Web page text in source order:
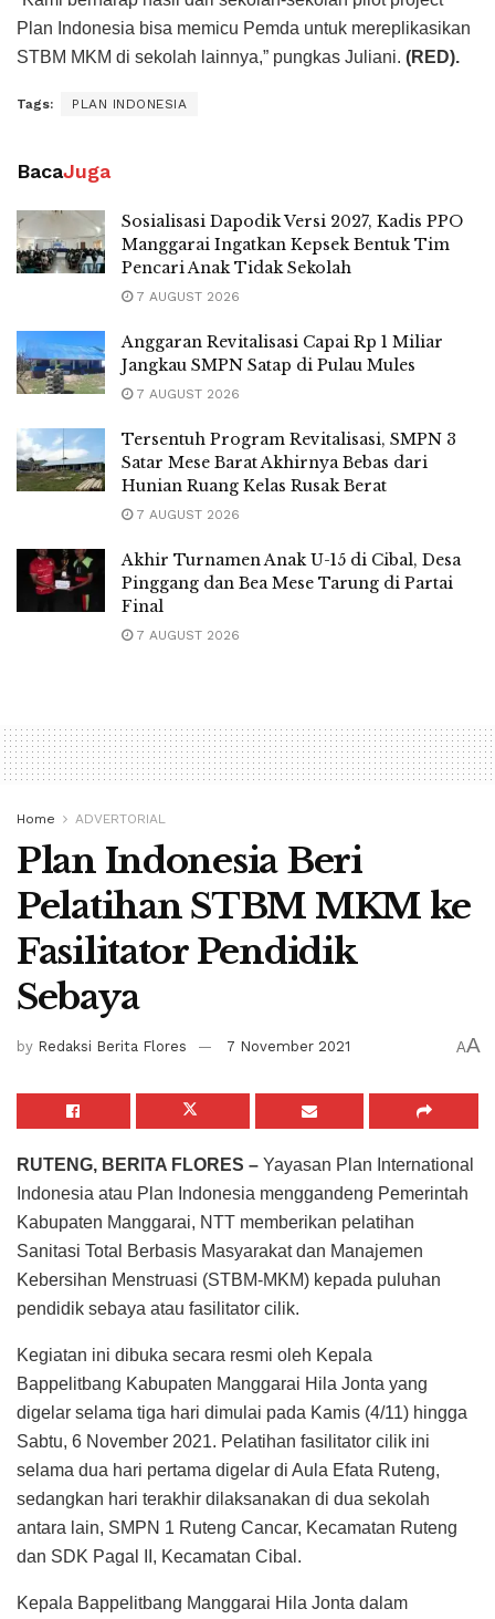
Plan Indonesia bisa memicu Pemda untuk mereplikasikan
STBM MKM di sekolah lainnya,” pungkas Juliani. (RED).
Tags: PLAN INDONESIA
BacaJuga
Sosialisasi Dapodik Versi 2027, Kadis PPO
Manggarai Ingatkan Kepsek Bentuk Tim
Pencari Anak Tidak Sekolah
7 AUGUST 2026
Anggaran Revitalisasi Capai Rp 1 Miliar
Jangkau SMPN Satap di Pulau Mules
7 AUGUST 2026
Tersentuh Program Revitalisasi, SMPN 3
Satar Mese Barat Akhirnya Bebas dari
Hunian Ruang Kelas Rusak Berat
7 AUGUST 2026
Akhir Turnamen Anak U-15 di Cibal, Desa
Pinggang dan Bea Mese Tarung di Partai
Final
7 AUGUST 2026
Home ADVERTORIAL
Plan Indonesia Beri
Pelatihan STBM MKM ke
Fasilitator Pendidik
Sebaya
by Redaksi Berita Flores 7 November 2021 AA
RUTENG, BERITA FLORES – Yayasan Plan International
Indonesia atau Plan Indonesia menggandeng Pemerintah
Kabupaten Manggarai, NTT memberikan pelatihan
Sanitasi Total Berbasis Masyarakat dan Manajemen
Kebersihan Menstruasi (STBM-MKM) kepada puluhan
pendidik sebaya atau fasilitator cilik.
Kegiatan ini dibuka secara resmi oleh Kepala
Bappelitbang Kabupaten Manggarai Hila Jonta yang
digelar selama tiga hari dimulai pada Kamis (4/11) hingga
Sabtu, 6 November 2021. Pelatihan fasilitator cilik ini
selama dua hari pertama digelar di Aula Efata Ruteng,
sedangkan hari terakhir dilaksanakan di dua sekolah
antara lain, SMPN 1 Ruteng Cancar, Kecamatan Ruteng
dan SDK Pagal II, Kecamatan Cibal.
Kepala Bappelitbang Manggarai Hila Jonta dalam